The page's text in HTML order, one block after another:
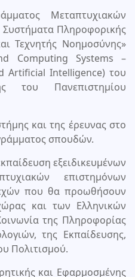
Μεταπτυχιακών
Πληροφορικής
Τεχνητής Νοημοσύνης»
Computing Systems –
Αrtificial Intelligence) του
του Πανεπιστημίου
και της έρευνας στο
σπουδών.
εξειδικευμένων
επιστημόνων
που θα προωθήσουν
και των Ελληνικών
της Πληροφορίας
της Εκπαίδευσης,
Πολιτισμού.
και Εφαρμοσμένης